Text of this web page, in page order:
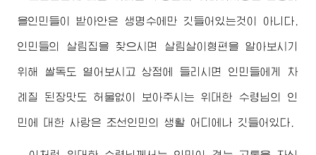
을인민들이 받아안은 생명수에만 깃들어있는것이 아니다.
인민들의 살림집을 찾으시면 살림살이형편을 알아보시기
위해 쌀독도 열어보시고 상점에 들리시면 인민들에게 차
례질 된장맛도 허물없이 보아주시는위대한 수령님의 인
민에 대한 사랑은 조선인민의 생활 어디에나 깃들어있다.